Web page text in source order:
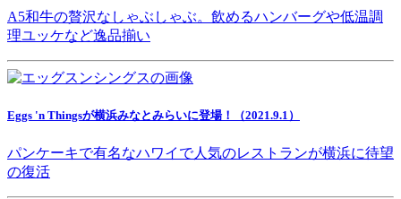
A5和牛の贅沢なしゃぶしゃぶ。飲めるハンバーグや低温調
理ユッケなど逸品揃い
Eggs 'n Thingsが横浜みなとみらいに登場！（2021.9.1）
パンケーキで有名なハワイで人気のレストランが横浜に待望
の復活